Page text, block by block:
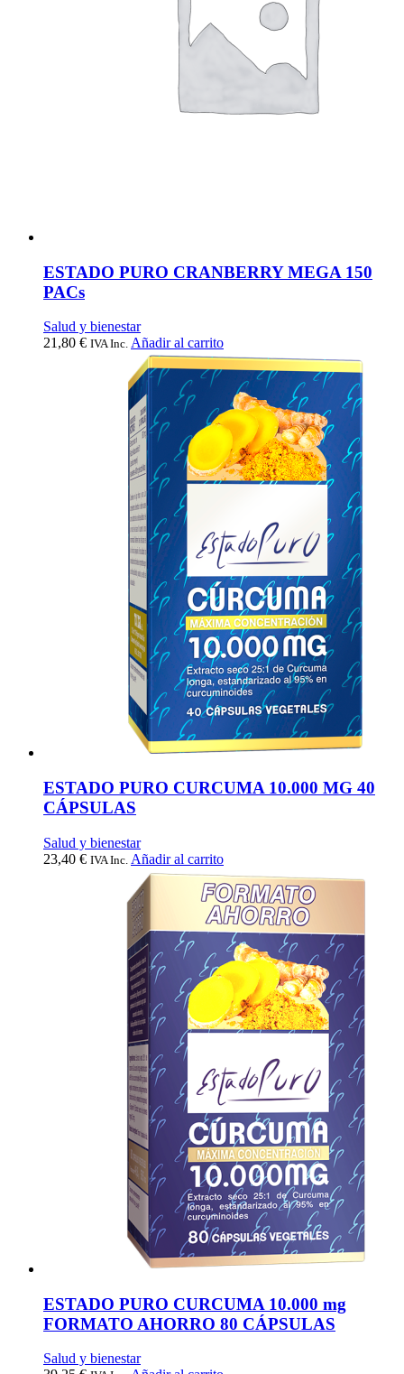
ESTADO PURO CRANBERRY MEGA 150
PACs
Salud y bienestar
21,80 € IVA Inc. Añadir al carrito
ESTADO PURO CURCUMA 10.000 MG 40
CÁPSULAS
Salud y bienestar
23,40 € IVA Inc. Añadir al carrito
ESTADO PURO CURCUMA 10.000 mg
FORMATO AHORRO 80 CÁPSULAS
Salud y bienestar